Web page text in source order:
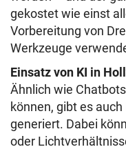
gekostet wie einst
Vorbereitung von
Werkzeuge
Einsatz von KI in
Ähnlich wie
können, gibt es
generiert. Dabei
oder